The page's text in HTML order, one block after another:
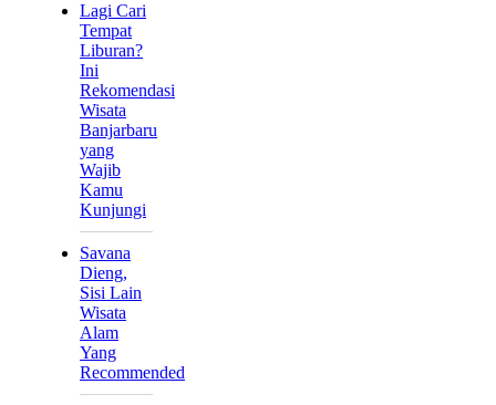
Lagi Cari
Tempat
Liburan?
Ini
Rekomendasi
Wisata
Banjarbaru
yang
Wajib
Kamu
Kunjungi
Savana
Dieng,
Sisi Lain
Wisata
Alam
Yang
Recommended